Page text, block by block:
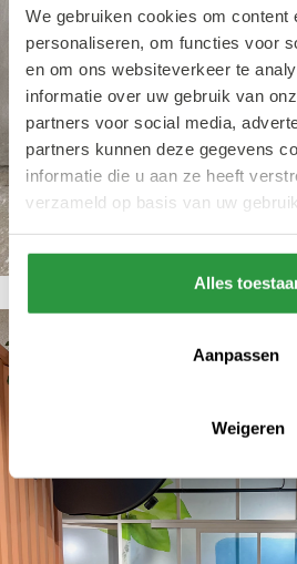
We gebruiken cookies om content
personaliseren, om functies voor
en om ons websiteverkeer te
informatie over uw gebruik van
partners voor social media,
partners kunnen deze gegevens
informatie die u aan ze heeft
verzameld op basis van uw
Alles
Aanpassen
Weigeren